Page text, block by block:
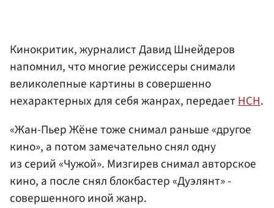
Кинокритик, журналист Давид Шнейдеров
напомнил, что многие режиссеры снимали
великолепные картины в совершенно
нехарактерных для себя жанрах, передаетНСН.
«Жан-Пьер Жёне тоже снимал раньше «другое
кино», а потом замечательно снял одну
из серий «Чужой». Мизгирев снимал авторское
кино, а после снял блокбастер «Дуэлянт» -
совершенного иной жанр.